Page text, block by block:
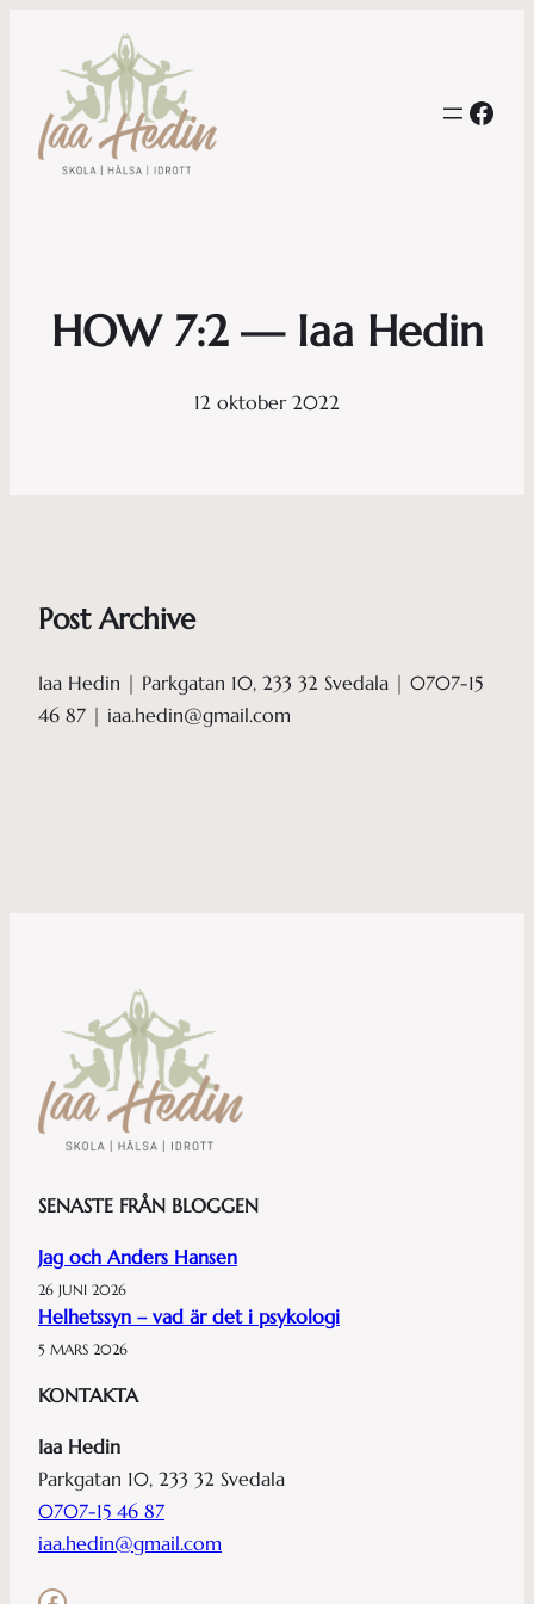
HOW 7:2 — Iaa Hedin
12 oktober 2022
Post Archive
Iaa Hedin | Parkgatan 10, 233 32 Svedala | 0707-15
46 87 | iaa.hedin@gmail.com
SENASTE FRÅN BLOGGEN
Jag och Anders Hansen
26 JUNI 2026
Helhetssyn – vad är det i psykologi
5 MARS 2026
KONTAKTA
Iaa Hedin
Parkgatan 10, 233 32 Svedala
0707-15 46 87
iaa.hedin@gmail.com